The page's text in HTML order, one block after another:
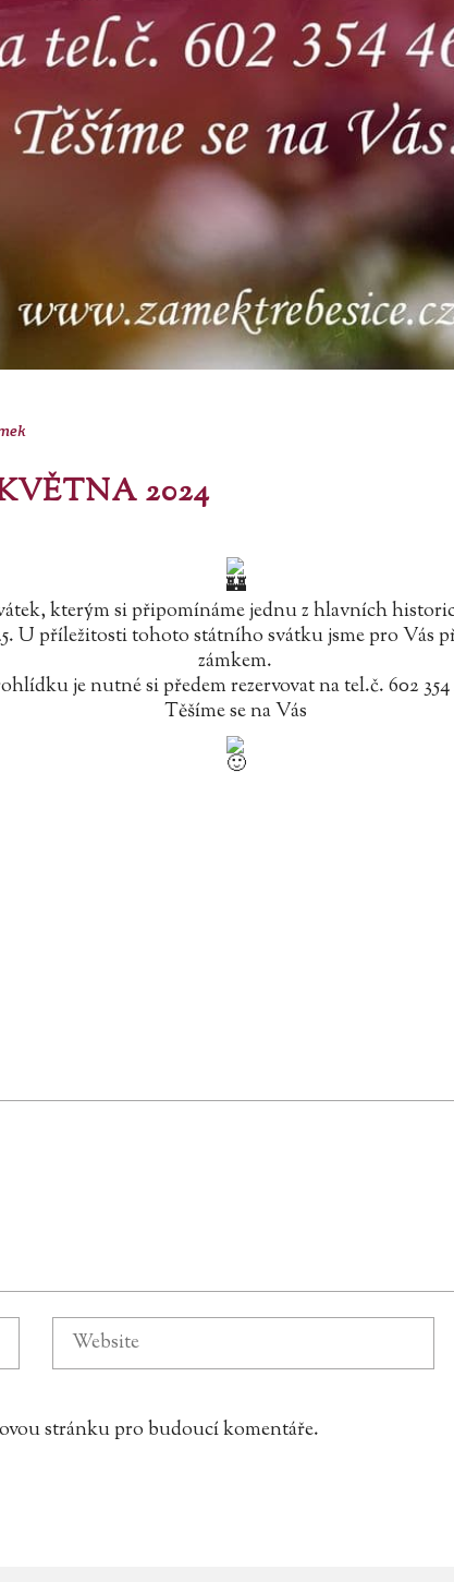
2024
kterým si připomínáme jednu z hlavních
U příležitosti tohoto státního svátku jsme pro
zámkem.
je nutné si předem rezervovat na tel.č. 602 354
Těšíme se na Vás
stránku pro budoucí komentáře.